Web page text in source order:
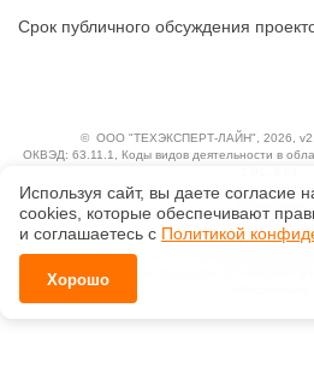
Срок публичного обсуждения
© ООО "ТЕХЭКСПЕРТ-ЛАЙН" , 2026,
ОКВЭД: 63.11.1, Коды видов деятельности в
Ценовая
Исключительные авторские и смежные
Положение по обработке и защите
Справка о регистрации продуктов АО «Кодекс» в
Используя сайт, вы даете согласие
сооkiеs, которые обеспечивают
и соглашаетесь с Политикой
Хорошо